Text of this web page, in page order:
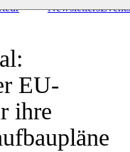
NewslettersEvents
EU-
ihre